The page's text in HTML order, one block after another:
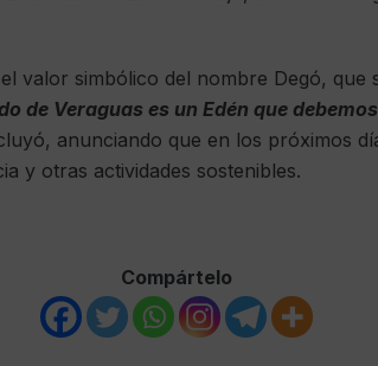
valor simbólico del nombre Degó, que
de Veraguas es un Edén que
anunciando que en los próximos
y otras actividades sostenibles.
Compártelo